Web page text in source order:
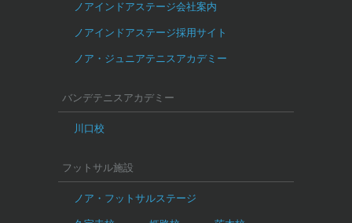
ノアインドアステージ会社案内
ノアインドアステージ採用サイト
ノア・ジュニアテニスアカデミー
バンデテニスアカデミー
川口校
フットサル施設
ノア・フットサルステージ